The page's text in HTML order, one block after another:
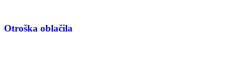
Otroška oblačila